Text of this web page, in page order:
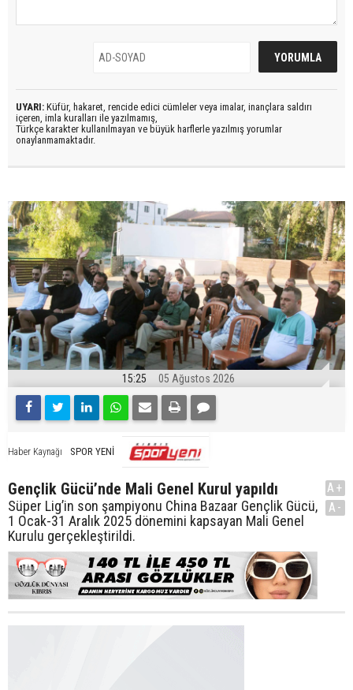
UYARI: Küfür, hakaret, rencide edici cümleler veya imalar, inançlara saldırı
içeren, imla kuralları ile yazılmamış,
Türkçe karakter kullanılmayan ve büyük harflerle yazılmış yorumlar
onaylanmamaktadır.
15:25 05 Ağustos 2026
Haber Kaynağı SPOR YENİ
Gençlik Gücü’nde Mali Genel Kurul yapıldı
Süper Lig’in son şampiyonu China Bazaar Gençlik Gücü,
1 Ocak-31 Aralık 2025 dönemini kapsayan Mali Genel
Kurulu gerçekleştirildi.
A+
A-